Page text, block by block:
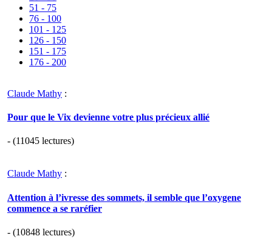
51 - 75
76 - 100
101 - 125
126 - 150
151 - 175
176 - 200
Claude Mathy :
Pour que le Vix devienne votre plus précieux allié
- (11045 lectures)
Claude Mathy :
Attention à l’ivresse des sommets, il semble que l’oxygene
commence a se raréfier
- (10848 lectures)